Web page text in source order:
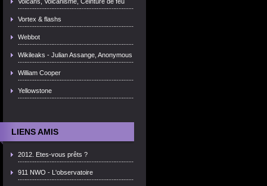
Vortex & flashs
Webbot
Wikileaks - Julian Assange, Anonymous
William Cooper
Yellowstone
LIENS AMIS
2012. Etes-vous prêts ?
911 NWO - L'observatoire